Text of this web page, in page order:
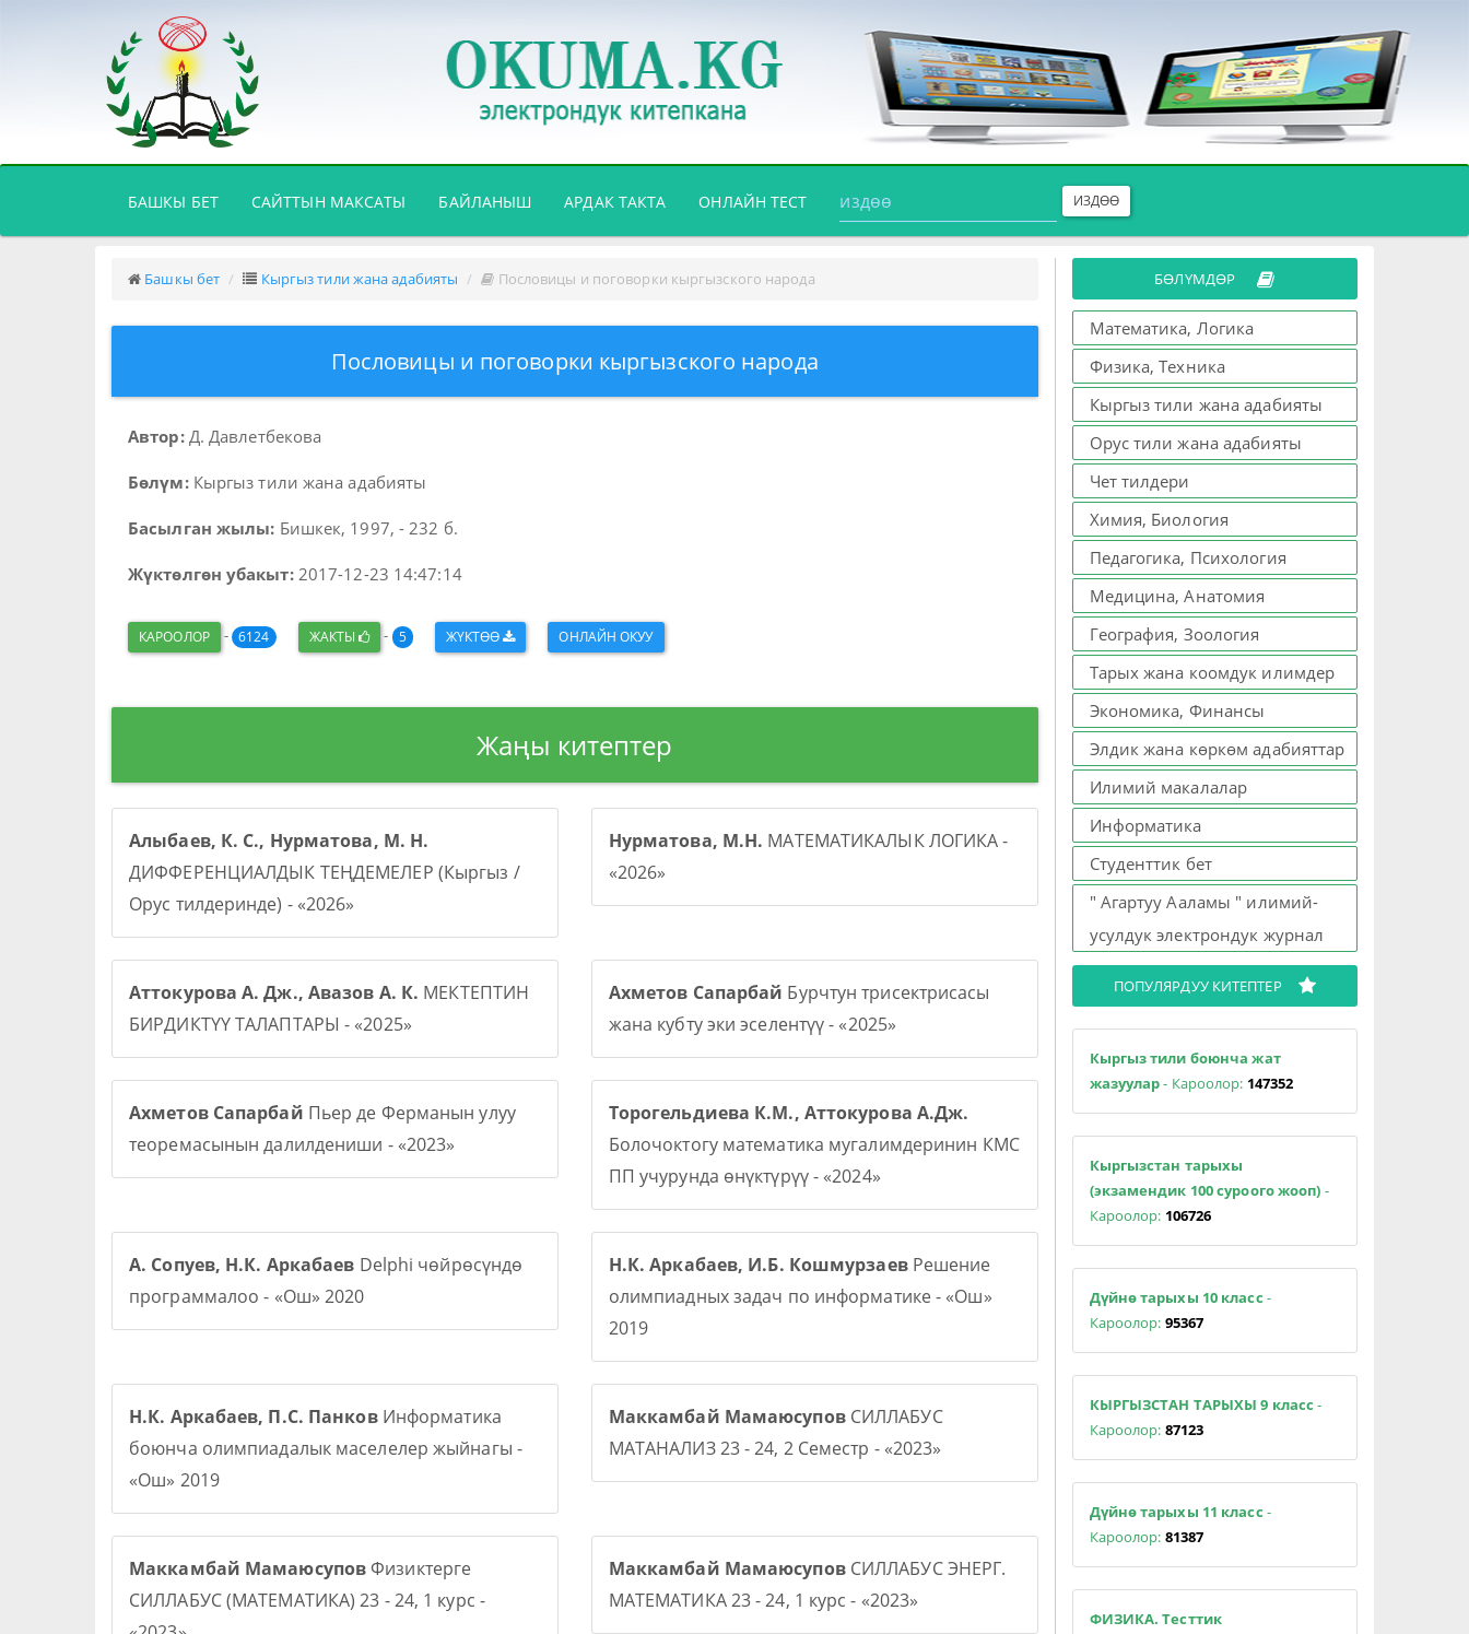
БАШКЫ БЕТ(CURRENT)
САЙТТЫН МАКСАТЫ БАЙЛАНЫШ АРДАК ТАКТА ОНЛАЙН ТЕСТ ИЗДӨӨ
Башкы бет Кыргыз тили жана адабияты Пословицы и поговорки кыргызского народа
Пословицы и поговорки кыргызского народа
Автор:Д. Давлетбекова
Бөлүм:Кыргыз тили жана адабияты
Басылган жылы: Бишкек, 1997, - 232 б.
Жүктөлгөн убакыт:2017-12-23 14:47:14
КАРООЛОР - 6124 ЖАКТЫ - 5 ЖҮКТӨӨ ОНЛАЙН ОКУУ
Жаңы китептер
Алыбаев, К. С., Нурматова, М. Н.
ДИФФЕРЕНЦИАЛДЫК ТЕҢДЕМЕЛЕР (Кыргыз /
Орус тилдеринде) - «2026»
Нурматова, М.Н. МАТЕМАТИКАЛЫК ЛОГИКА -
«2026»
Аттокурова А. Дж., Авазов А. К. МЕКТЕПТИН
БИРДИКТҮҮ ТАЛАПТАРЫ - «2025»
Ахметов Сапарбай Бурчтун трисектрисасы
жана кубту эки эселентүү - «2025»
Ахметов Сапарбай Пьер де Ферманын улуу
теоремасынын далилдениши - «2023»
Торогельдиева К.М., Аттокурова А.Дж.
Болочоктогу математика мугалимдеринин КМС
ПП учурунда өнүктүрүү - «2024»
А. Сопуев, Н.К. Аркабаев Delphi чөйрөсүндө
программалоо - «Ош» 2020
Н.К. Аркабаев, И.Б. КошмурзаевРешение
олимпиадных задач по информатике - «Ош»
2019
Н.К. Аркабаев, П.С. ПанковИнформатика
боюнча олимпиадалык маселелер жыйнагы -
«Ош» 2019
Маккамбай МамаюсуповСИЛЛАБУС
МАТАНАЛИЗ 23 - 24, 2 Семестр - «2023»
Маккамбай МамаюсуповФизиктерге
СИЛЛАБУС (МАТЕМАТИКА) 23 - 24, 1 курс -
Маккамбай МамаюсуповСИЛЛАБУС ЭНЕРГ.
МАТЕМАТИКА 23 - 24, 1 курс - «2023»
БӨЛҮМДӨР
Математика, Логика
Физика, Техника
Кыргыз тили жана адабияты
Орус тили жана адабияты
Чет тилдери
Химия, Биология
Педагогика, Психология
Медицина, Анатомия
География, Зоология
Тарых жана коомдук илимдер
Экономика, Финансы
Элдик жана көркөм адабияттар
Илимий макалалар
Информатика
Студенттик бет
" Агартуу Ааламы " илимий-
усулдук электрондук журнал
ПОПУЛЯРДУУ КИТЕПТЕР
Кыргыз тили боюнча жат
жазуулар- Кароолор: 147352
Кыргызстан тарыхы
(экзамендик 100 суроого жооп) -
Кароолор: 106726
Дүйнө тарыхы 10 класс -
Кароолор: 95367
КЫРГЫЗСТАН ТАРЫХЫ 9 класс -
Кароолор: 87123
Дүйнө тарыхы 11 класс -
Кароолор: 81387
ФИЗИКА. Тесттик